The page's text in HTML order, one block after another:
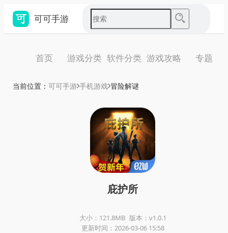
可可手游
首页 游戏分类 软件分类 游戏攻略 专题
当前位置： 可可手游 手机游戏 冒险解谜
庇护所
大小：121.8MB 版本：v1.0.1
更新时间：2026-03-06 15:58